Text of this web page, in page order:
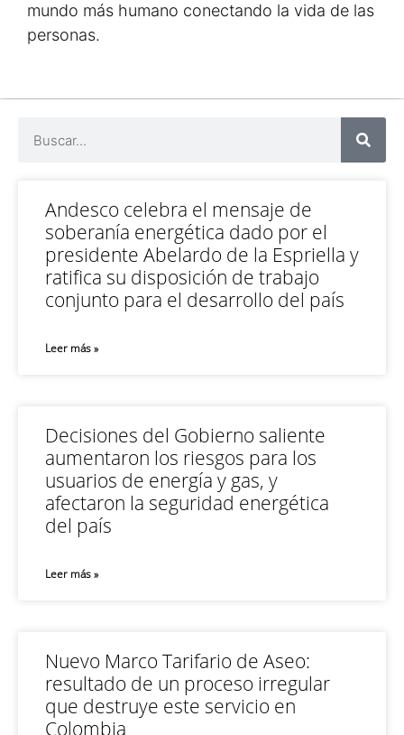
mundo más humano conectando la vida de las
personas.
Andesco celebra el mensaje de
soberanía energética dado por el
presidente Abelardo de la Espriella y
ratifica su disposición de trabajo
conjunto para el desarrollo del país
Leer más »
Decisiones del Gobierno saliente
aumentaron los riesgos para los
usuarios de energía y gas, y
afectaron la seguridad energética
del país
Leer más »
Nuevo Marco Tarifario de Aseo:
resultado de un proceso irregular
que destruye este servicio en
Colombia